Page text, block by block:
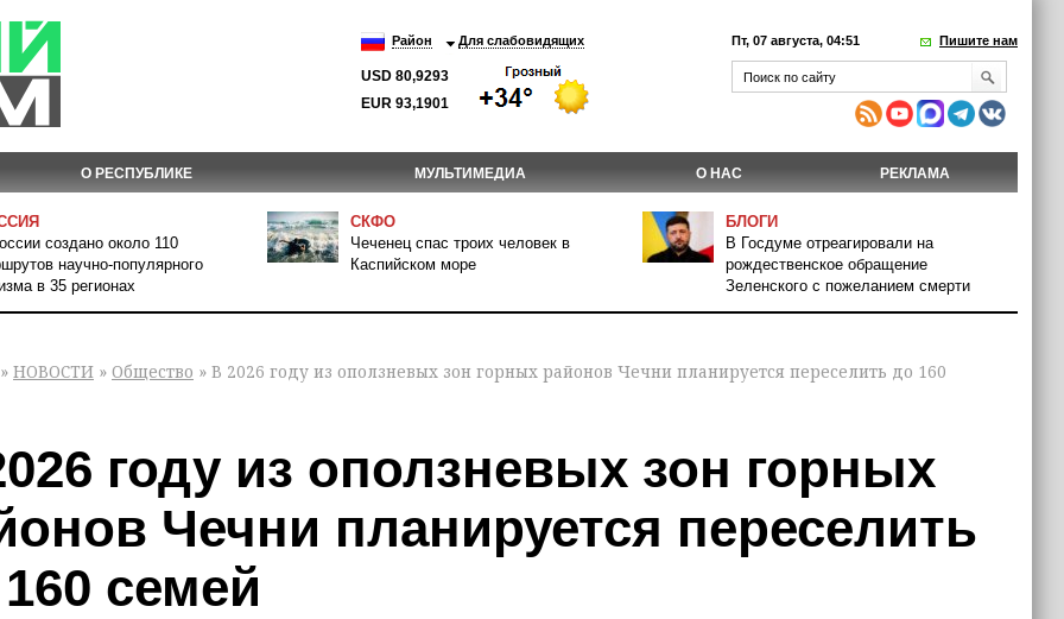
Район Для слабовидящих
USD 80,9293
EUR 93,1901
Пт, 07 августа, 04:51 Пишите нам
О РЕСПУБЛИКЕ МУЛЬТИМЕДИА О НАС РЕКЛАМА
создано около 110
научно-популярного
в 35 регионах
СКФО
Чеченец спас троих человек в
Каспийском море
БЛОГИ
В Госдуме отреагировали на
рождественское обращение
Зеленского с пожеланием смерти
» НОВОСТИ » Общество » В 2026 году из оползневых зон горных районов Чечни планируется переселить до 160
году из оползневых зон горных
Чечни планируется переселить
семей